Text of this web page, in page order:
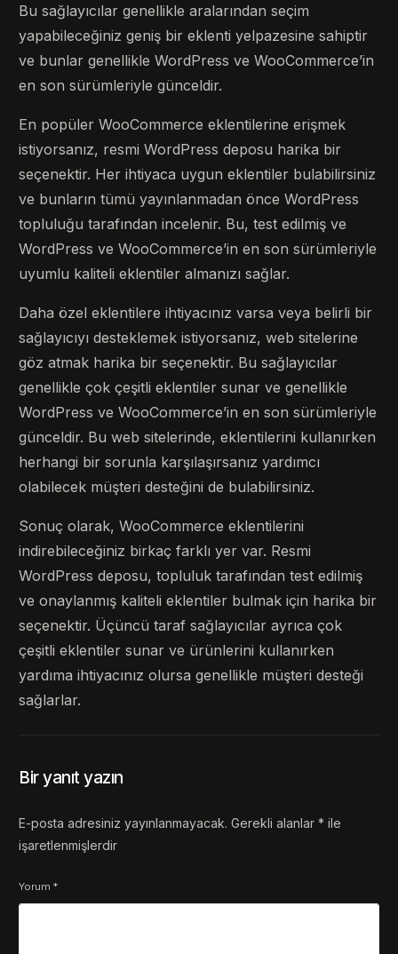
Bu sağlayıcılar genellikle aralarından seçim
yapabileceğiniz geniş bir eklenti yelpazesine sahiptir
ve bunlar genellikle WordPress ve WooCommerce’in
en son sürümleriyle günceldir.
En popüler WooCommerce eklentilerine erişmek
istiyorsanız, resmi WordPress deposu harika bir
seçenektir. Her ihtiyaca uygun eklentiler bulabilirsiniz
ve bunların tümü yayınlanmadan önce WordPress
topluluğu tarafından incelenir. Bu, test edilmiş ve
WordPress ve WooCommerce’in en son sürümleriyle
uyumlu kaliteli eklentiler almanızı sağlar.
Daha özel eklentilere ihtiyacınız varsa veya belirli bir
sağlayıcıyı desteklemek istiyorsanız, web sitelerine
göz atmak harika bir seçenektir. Bu sağlayıcılar
genellikle çok çeşitli eklentiler sunar ve genellikle
WordPress ve WooCommerce’in en son sürümleriyle
günceldir. Bu web sitelerinde, eklentilerini kullanırken
herhangi bir sorunla karşılaşırsanız yardımcı
olabilecek müşteri desteğini de bulabilirsiniz.
Sonuç olarak, WooCommerce eklentilerini
indirebileceğiniz birkaç farklı yer var. Resmi
WordPress deposu, topluluk tarafından test edilmiş
ve onaylanmış kaliteli eklentiler bulmak için harika bir
seçenektir. Üçüncü taraf sağlayıcılar ayrıca çok
çeşitli eklentiler sunar ve ürünlerini kullanırken
yardıma ihtiyacınız olursa genellikle müşteri desteği
sağlarlar.
Bir yanıt yazın
E-posta adresiniz yayınlanmayacak. Gerekli alanlar* ile
işaretlenmişlerdir
Yorum*